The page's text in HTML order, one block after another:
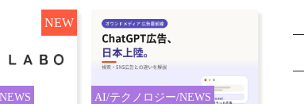
NEW
AI/テクノロジー/NEWS